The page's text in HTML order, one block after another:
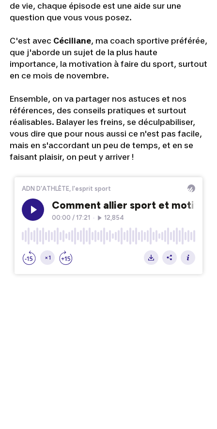
de vie, chaque épisode est une aide sur une
question que vous vous posez.
C'est avec Céciliane, ma coach sportive préférée,
que j'aborde un sujet de la plus haute
importance, la motivation à faire du sport, surtout
en ce mois de novembre.
Ensemble, on va partager nos astuces et nos
références, des conseils pratiques et surtout
réalisables. Balayer les freins, se déculpabiliser,
vous dire que pour nous aussi ce n'est pas facile,
mais en s'accordant un peu de temps, et en se
faisant plaisir, on peut y arriver !